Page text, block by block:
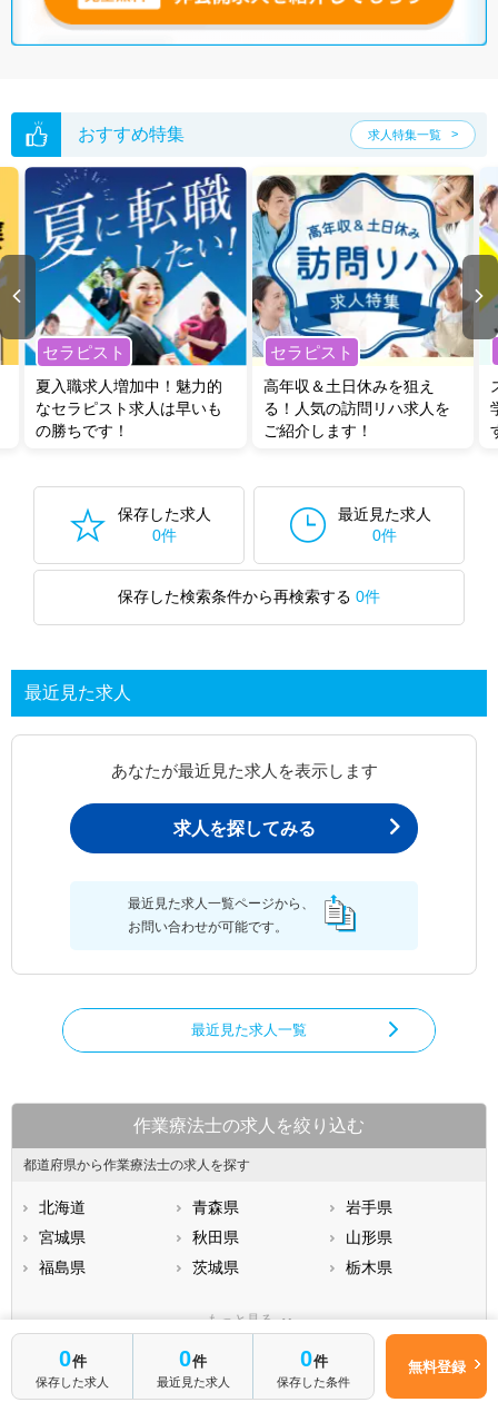
おすすめ特集 求人特集一覧
セラピスト
夏入職求人増加中！魅力的
なセラピスト求人は早いも
の勝ちです！
セラピスト
高年収＆土日休みを狙え
る！人気の訪問リハ求人を
ご紹介します！
保存した求人
0件
最近見た求人
0件
保存した検索条件から再検索する 0件
最近見た求人
あなたが最近見た求人を表示します
求人を探してみる
最近見た求人一覧ページから、
お問い合わせが可能です。
最近見た求人一覧
0件
保存した求人
0件
最近見た求人
0件
保存した条件
無料登録
作業療法士の求人を絞り込む
都道府県から作業療法士の求人を探す
北海道 青森県
岩手県
宮城県
秋田県
山形県
福島県
茨城県
栃木県
山梨県
長野県
石川県
福井県
岐阜県
もっと見る
仕事内容・施設形態から求人を探す